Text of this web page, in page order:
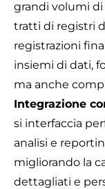
grandi volumi
tratti di registri
registrazioni
insiemi di dati,
ma anche
Integrazione
si interfaccia
analisi e
migliorando la
dettagliati e